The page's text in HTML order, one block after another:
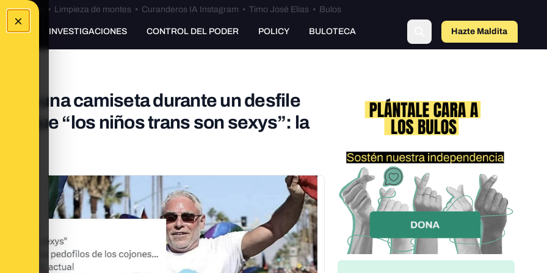
×
Bulos Ceuta • Limpieza de montes• Curanderos IA Instagram • Timo José Elías• Bulos
INVESTIGACIONES CONTROL DEL PODER POLICY BULOTECA Hazte Maldito
una camiseta durante un desfile
que “los niños trans son sexys”: la